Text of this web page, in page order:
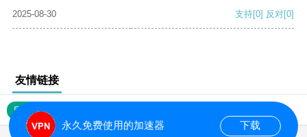
2025-08-30 支持[0] 反对[0]
友情链接
网站地图
永久免费使用的加速器 下载